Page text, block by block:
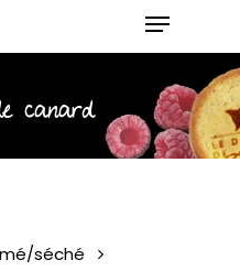
Menu
canard
séché
Close
Menu